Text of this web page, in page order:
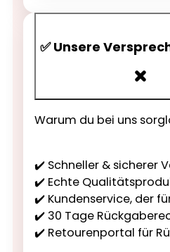
✅ Unsere
Warum du bei uns
✔️ Schneller & sicherer
✔️ Echte
✔️ Kundenservice, der
✔️ 30 Tage
✔️ Retourenportal für